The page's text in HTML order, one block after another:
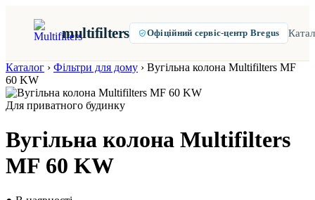
multifilters Офіційний сервіс-центр Bregus
Каталог › Фільтри для дому › Вугільна колона Multifilters MF
60 KW
Для приватного будинку
Вугільна колона Multifilters
MF 60 KW